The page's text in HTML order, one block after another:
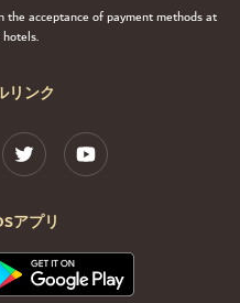
リンク
アプリ
acceptance of payment methods at